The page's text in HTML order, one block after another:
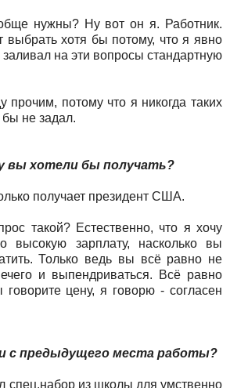
нужны? Ну вот он я. Работник.
выбрать хотя бы потому, что я явно
заливал на эти вопросы стандартную
потому что я никогда таких
бы не задал.
вы хотели бы получать?
получает президент США.
такой? Естественно, что я хочу
высокую зарплату, насколько вы
Только ведь вы всё равно не
и выпендриваться. Всё равно
цену, я говорю - согласен
с предыдущего места работы?
спец.набор из школы для умственно